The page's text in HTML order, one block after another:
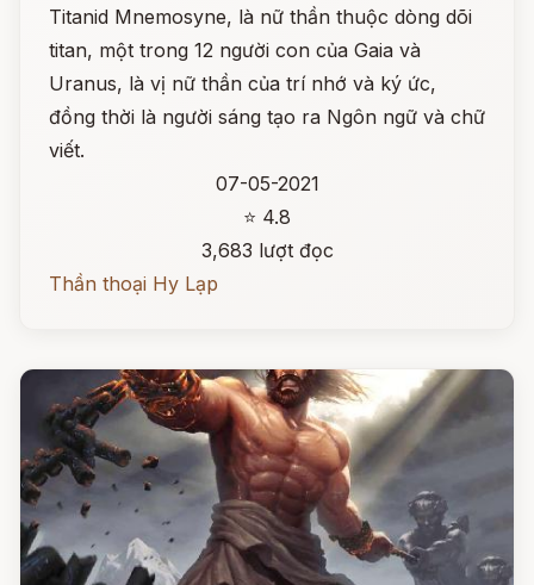
Titanid Mnemosyne, là nữ thần thuộc dòng dõi
titan, một trong 12 người con của Gaia và
Uranus, là vị nữ thần của trí nhớ và ký ức,
đồng thời là người sáng tạo ra Ngôn ngữ và chữ
viết.
07-05-2021
⭐ 4.8
3,683 lượt đọc
Thần thoại Hy Lạp